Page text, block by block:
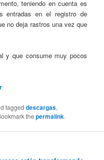
teniendo en cuenta es
entradas en el registro de
no deja rastros una vez que
y que consume muy pocos
taggeddescargas,
thepermalink.